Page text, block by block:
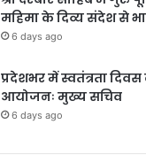
महिमा के दिव्य संदेश से
6 days ago
प्रदेशभर में स्वतंत्रता
आयोजनः मुख्य सचिव
6 days ago